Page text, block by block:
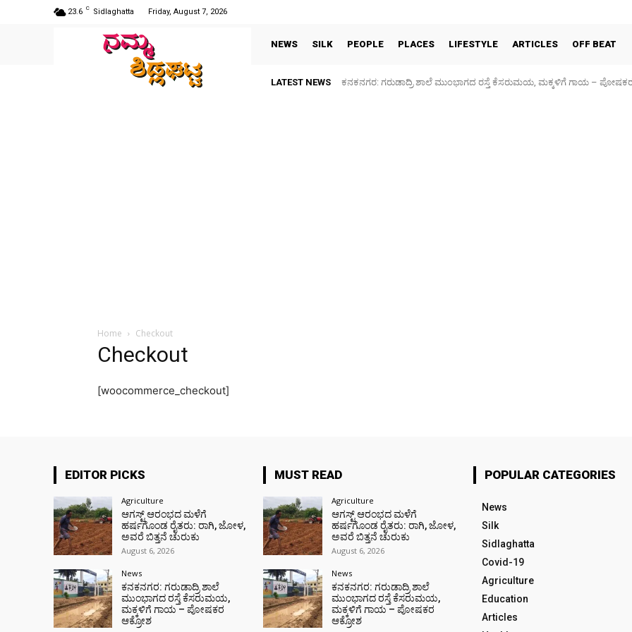
23.6 C Sidlaghatta Friday, August 7, 2026
NEWS SILK PEOPLE PLACES LIFESTYLE ARTICLES OFF BEAT
LATEST NEWS ಕನಕನಗರ: ಗರುಡಾದ್ರಿ ಶಾಲೆ ಮುಂಭಾಗದ ರಸ್ತೆ ಕೆಸರುಮಯ, ಮಕ್ಕಳಿಗೆ ಗಾಯ –
Home Checkout
Checkout
[woocommerce_checkout]
EDITOR PICKS
Agriculture
ಆಗಸ್ಟ್ ಆರಂಭದ ಮಳೆಗೆ
ಹರ್ಷಗೊಂಡ ರೈತರು: ರಾಗಿ, ಜೋಳ,
ಅವರೆ ಬಿತ್ತನೆ ಚುರುಕು
August 6, 2026
News
ಕನಕನಗರ: ಗರುಡಾದ್ರಿ ಶಾಲೆ
ಮುಂಭಾಗದ ರಸ್ತೆ ಕೆಸರುಮಯ,
ಮಕ್ಕಳಿಗೆ ಗಾಯ – ಪೋಷಕರ
ಆಕ್ರೋಶ
MUST READ
Agriculture
ಆಗಸ್ಟ್ ಆರಂಭದ ಮಳೆಗೆ
ಹರ್ಷಗೊಂಡ ರೈತರು: ರಾಗಿ, ಜೋಳ,
ಅವರೆ ಬಿತ್ತನೆ ಚುರುಕು
August 6, 2026
News
ಕನಕನಗರ: ಗರುಡಾದ್ರಿ ಶಾಲೆ
ಮುಂಭಾಗದ ರಸ್ತೆ ಕೆಸರುಮಯ,
ಮಕ್ಕಳಿಗೆ ಗಾಯ – ಪೋಷಕರ
ಆಕ್ರೋಶ
POPULAR CATEGORIES
News
Silk
Sidlaghatta
Covid-19
Agriculture
Education
Articles